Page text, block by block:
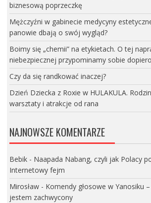
biznesową poprzeczkę
Mężczyźni w gabinecie medycyny
panowie dbają o swój wygląd?
Boimy się „chemii” na etykietach. O tej
niebezpiecznej przypominamy sobie
Czy da się randkować inaczej?
Dzień Dziecka z Roxie w HULAKULA.
warsztaty i atrakcje od rana
NAJNOWSZE KOMENTARZE
Bebik- Naapada Nabang, czyli jak Polacy
Internetowy fejm
Mirosław- Komendy głosowe w Yanosiku
jestem zachwycony